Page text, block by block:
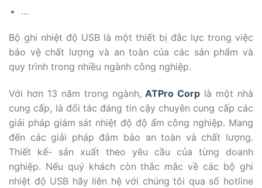
…
Bộ ghi nhiệt độ USB là một thiết bị đắc lực trong việc
bảo vệ chất lượng và an toàn của các sản phẩm và
quy trình trong nhiều ngành công nghiệp.
Với hơn 13 năm trong ngành,ATPro Corp là một nhà
cung cấp, là đối tác đáng tin cậy chuyên cung cấp các
giải pháp giám sát nhiệt độ độ ẩm công nghiệp. Mang
đến các giải pháp đảm bảo an toàn và chất lượng.
Thiết kế- sản xuất theo yêu cầu của từng doanh
nghiệp. Nếu quý khách còn thắc mắc về các bộ ghi
nhiệt độ USB hãy liên hệ với chúng tôi qua số hotline